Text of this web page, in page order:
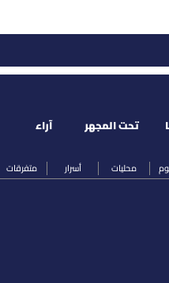
محليات أسرار متفرقات
تحت المجهر آراء